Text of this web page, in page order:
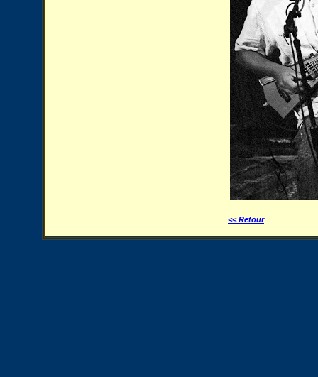
<< Retour